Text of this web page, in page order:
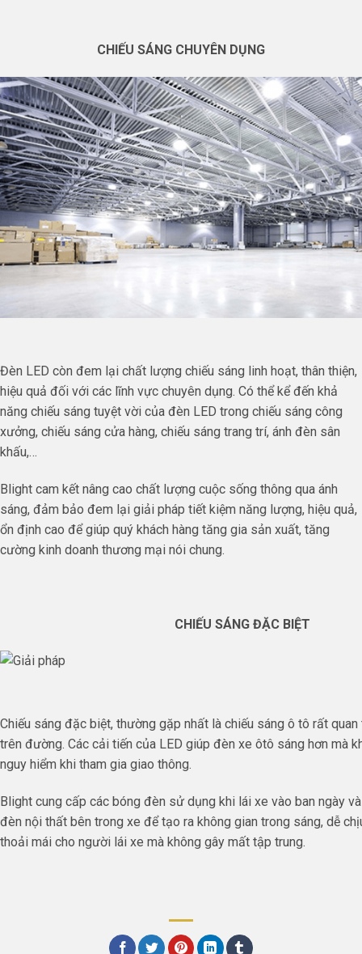
CHIẾU SÁNG CHUYÊN DỤNG
Đèn LED còn đem lại chất lượng chiếu sáng linh hoạt, thân thiện,
hiệu quả đối với các lĩnh vực chuyên dụng. Có thể kể đến khả
năng chiếu sáng tuyệt vời của đèn LED trong chiếu sáng công
xưởng, chiếu sáng cửa hàng, chiếu sáng trang trí, ánh đèn sân
khấu,…
Blight cam kết nâng cao chất lượng cuộc sống thông qua ánh
sáng, đảm bảo đem lại giải pháp tiết kiệm năng lượng, hiệu quả,
ổn định cao để giúp quý khách hàng tăng gia sản xuất, tăng
cường kinh doanh thương mại nói chung.
CHIẾU SÁNG ĐẶC BIỆT
Chiếu sáng đặc biệt, thường gặp nhất là chiếu sáng ô tô rất
trên đường. Các cải tiến của LED giúp đèn xe ôtô sáng hơn mà
nguy hiểm khi tham gia giao thông.
Blight cung cấp các bóng đèn sử dụng khi lái xe vào ban ngày
đèn nội thất bên trong xe để tạo ra không gian trong sáng, dễ
thoải mái cho người lái xe mà không gây mất tập trung.